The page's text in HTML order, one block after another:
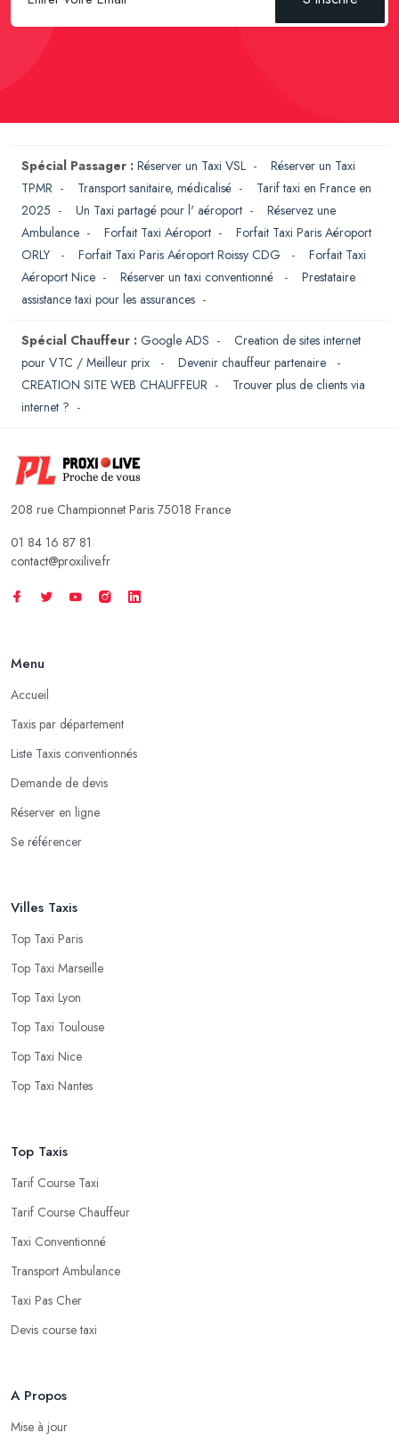
Spécial Passager : Réserver un Taxi VSL - Réserver un Taxi
TPMR - Transport sanitaire, médicalisé - Tarif taxi en France en
2025 - Un Taxi partagé pour l' aéroport - Réservez une
Ambulance - Forfait Taxi Aéroport - Forfait Taxi Paris Aéroport
ORLY
- Forfait Taxi Paris Aéroport Roissy CDG - Forfait Taxi
Aéroport Nice - Réserver un taxi conventionné - Prestataire
assistance taxi pour les assurances -
Spécial Chauffeur : Google ADS - Creation de sites internet
pour VTC / Meilleur prix
- Devenir chauffeur partenaire
-
CREATION SITE WEB CHAUFFEUR - Trouver plus de clients via
internet ? -
208 rue Championnet Paris 75018 France
01 84 16 87 81
contact@proxilive.fr
Menu
Accueil
Taxis par département
Liste Taxis conventionnés
Demande de devis
Réserver en ligne
Se référencer
Villes Taxis
Top Taxi Paris
Top Taxi Marseille
Top Taxi Lyon
Top Taxi Toulouse
Top Taxi Nice
Top Taxi Nantes
Top Taxis
Tarif Course Taxi
Tarif Course Chauffeur
Taxi Conventionné
Transport Ambulance
Taxi Pas Cher
Devis course taxi
A Propos
Mise à jour